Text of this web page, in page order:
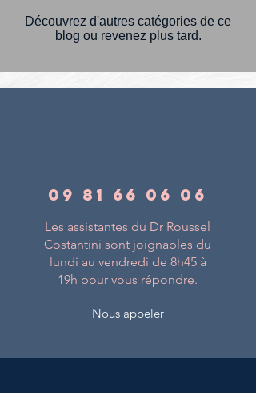
Découvrez d'autres catégories de ce
blog ou revenez plus tard.
09 81 66 06 06
Les assistantes du Dr Roussel
Costantini sont joignables du
lundi au vendredi de 8h45 à
19h pour vous répondre.
Nous appeler